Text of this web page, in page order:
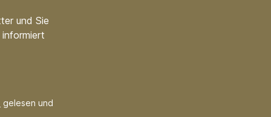
und Sie
gelesen und